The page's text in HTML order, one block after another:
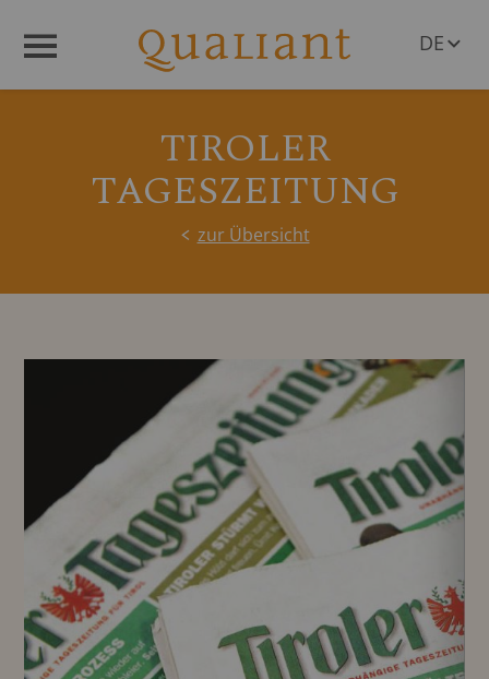
DE
TIROLER
TAGESZEITUNG
zur Übersicht